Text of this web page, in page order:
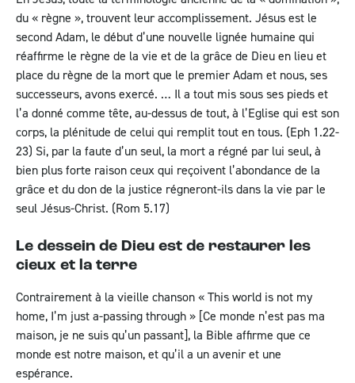
du « règne », trouvent leur accomplissement. Jésus est le
second Adam, le début d’une nouvelle lignée humaine qui
réaffirme le règne de la vie et de la grâce de Dieu en lieu et
place du règne de la mort que le premier Adam et nous, ses
successeurs, avons exercé. … Il a tout mis sous ses pieds et
l’a donné comme tête, au-dessus de tout, à l’Eglise qui est son
corps, la plénitude de celui qui remplit tout en tous. (Eph 1.22-
23) Si, par la faute d’un seul, la mort a régné par lui seul, à
bien plus forte raison ceux qui reçoivent l’abondance de la
grâce et du don de la justice régneront-ils dans la vie par le
seul Jésus-Christ. (Rom 5.17)
Le dessein de Dieu est de restaurer les
cieux et la terre
Contrairement à la vieille chanson « This world is not my
home, I’m just a-passing through » [Ce monde n’est pas ma
maison, je ne suis qu’un passant], la Bible affirme que ce
monde est notre maison, et qu’il a un avenir et une
espérance.